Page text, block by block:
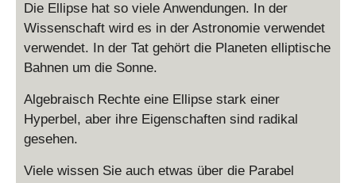
c
{
y
}
{
2
Die Ellipse hat so viele Anwendungen. In der
Wissenschaft wird es in der Astronomie verwendet
verwendet. In der Tat gehört die Planeten elliptische
Bahnen um die Sonne.
Algebraisch Rechte eine Ellipse stark einer
Hyperbel, aber ihre Eigenschaften sind radikal
gesehen.
Viele wissen Sie auch etwas über die Parabel